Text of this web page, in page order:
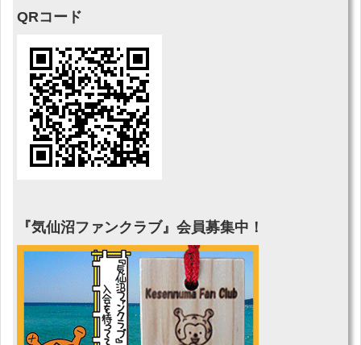
QRコード
『気仙沼ファンクラブ』会員募集中！